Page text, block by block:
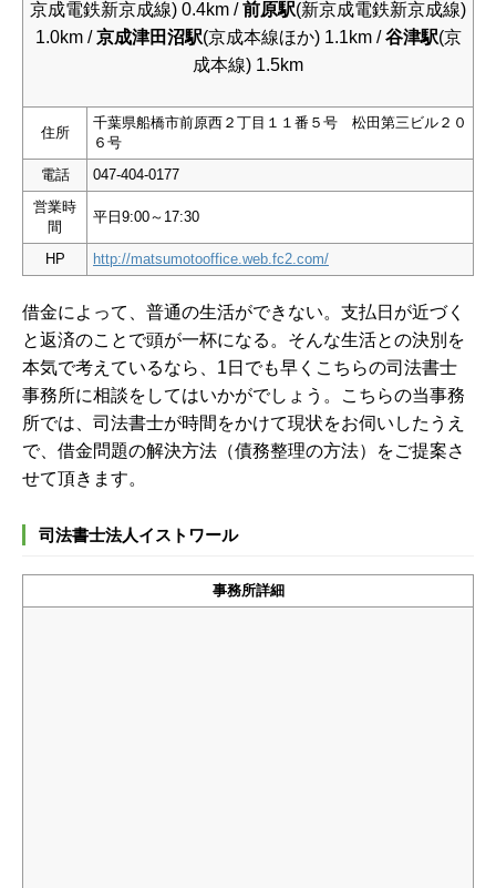
京成電鉄新京成線) 0.4km /前原駅(新京成電鉄新京成線)
1.0km /京成津田沼駅(京成本線ほか) 1.1km /谷津駅(京
成本線) 1.5km
住所
千葉県船橋市前原西２丁目１１番５号 松田第三ビル２０
６号
電話
047-404-0177
営業時
間
平日9:00～17:30
HP http://matsumotooffice.web.fc2.com/
借金によって、普通の生活ができない。支払日が近づく
と返済のことで頭が一杯になる。そんな生活との決別を
本気で考えているなら、1日でも早くこちらの司法書士
事務所に相談をしてはいかがでしょう。こちらの当事務
所では、司法書士が時間をかけて現状をお伺いしたうえ
で、借金問題の解決方法（債務整理の方法）をご提案さ
せて頂きます。
司法書士法人イストワール
事務所詳細